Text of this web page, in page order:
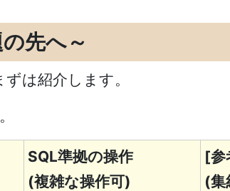
先へ～
は紹介します。
SQL準拠の操作
(複雑な操作可)
[参
(集